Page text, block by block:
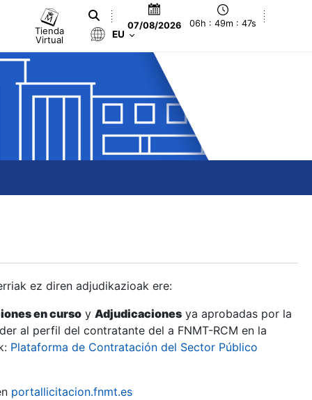
Tienda
Virtual
07/08/2026 06h : 49m : 48s
EU
ez diren adjudikazioak ere:
en curso y Adjudicaciones ya aprobadas por la
al perfil del contratante del a FNMT-RCM en la
Plataforma de Contratación del Sector Público
portallicitacion.fnmt.es